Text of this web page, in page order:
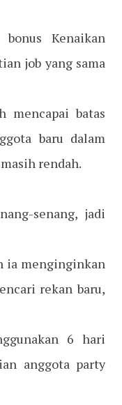
Kenaikan
job yang sama
mencapai batas
baru dalam
rendah.
senang, jadi
ia menginginkan
rekan baru,
6 hari
anggota party